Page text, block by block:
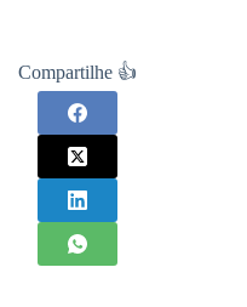
Compartilhe 👍